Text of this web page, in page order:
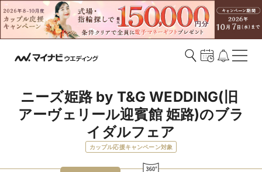
ニーズ姫路 by T&G WEDDING(旧
アーヴェリール迎賓館 姫路)のブラ
イダルフェア
カップル応援キャンペーン対象